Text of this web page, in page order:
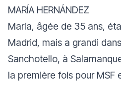
MARÍA HERNÁNDEZ
María, âgée de 35 ans,
Madrid, mais a grandi
Sanchotello, à
la première fois pour MSF